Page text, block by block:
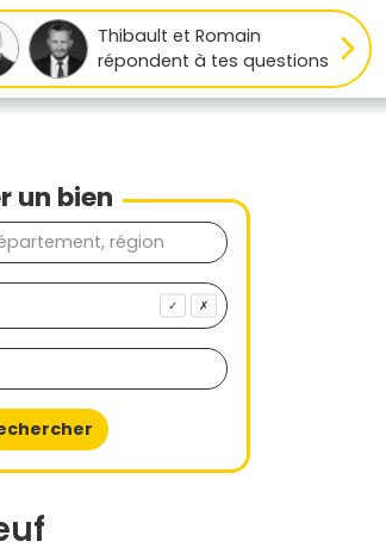
Thibault et Romain
répondent à tes questions
un bien
✓ ✗